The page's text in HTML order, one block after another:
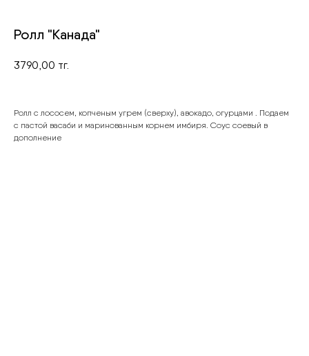
Ролл "Канада"
3790,00 тг.
Ролл с лососем, копченым угрем (сверху), авокадо, огурцами . Подаем
с пастой васаби и маринованным корнем имбиря. Соус соевый в
дополнение